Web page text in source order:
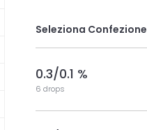
Seleziona Confezione
0.3/0.1 %
6 drops